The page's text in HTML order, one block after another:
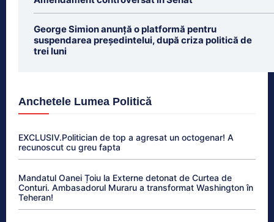
George Simion anunță o platformă pentru
suspendarea președintelui, după criza politică de
trei luni
Anchetele Lumea Politică
EXCLUSIV.Politician de top a agresat un octogenar! A
recunoscut cu greu fapta
Mandatul Oanei Țoiu la Externe detonat de Curtea de
Conturi. Ambasadorul Muraru a transformat Washington în
Teheran!